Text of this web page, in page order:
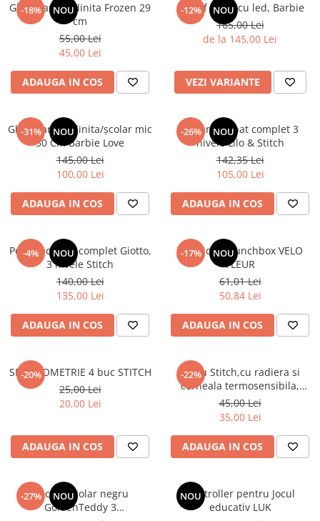
-18% NOU
Ghiozdan gradinita Frozen 29
cm
55,00 Lei
45,00 Lei
ADAUGA IN COS
-12% NOU
Pantof sport cu led, Barbie
165,00 Lei
de la 145,00 Lei
VEZI VARIANTE
-31% NOU
Ghiozdan gradinita/școlar mic
30 Cm Barbie Love
145,00 Lei
100,00 Lei
ADAUGA IN COS
-26% NOU
Penar echipat complet 3
nivele Lilo & Stitch
142,35 Lei
105,00 Lei
ADAUGA IN COS
-4% NOU
Penar echipat complet Giotto,
3 nivele Stitch
140,00 Lei
135,00 Lei
ADAUGA IN COS
-17% NOU
TOPModel Lunchbox VELO
FLEUR
61,01 Lei
50,84 Lei
ADAUGA IN COS
-20%
SET GEOMETRIE 4 buc STITCH
25,00 Lei
20,00 Lei
ADAUGA IN COS
-22%
Stilou Stitch,cu radiera si
cerneala termosensibila,
pastel
45,00 Lei
35,00 Lei
ADAUGA IN COS
-27% NOU
Rucsac școlar negru
GoldenTeddy 3
NOU
Controller pentru Jocul
educativ LUK